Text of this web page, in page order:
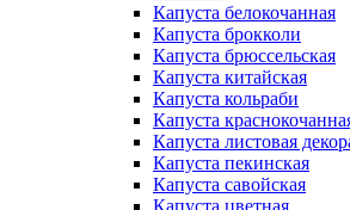
Капуста белокочанная
Капуста брокколи
Капуста брюссельская
Капуста китайская
Капуста кольраби
Капуста
Капуста листовая
Капуста пекинская
Капуста савойская
Капуста цветная